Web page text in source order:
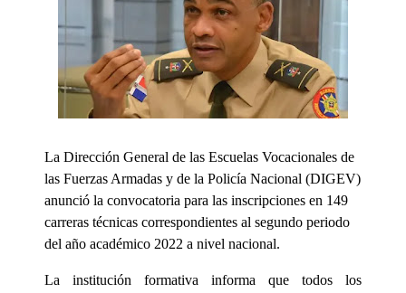
La Dirección General de las Escuelas Vocacionales de
las Fuerzas Armadas y de la Policía Nacional (DIGEV)
anunció la convocatoria para las inscripciones en 149
carreras técnicas correspondientes al segundo periodo
del año académico 2022 a nivel nacional.
La institución formativa informa que todos los